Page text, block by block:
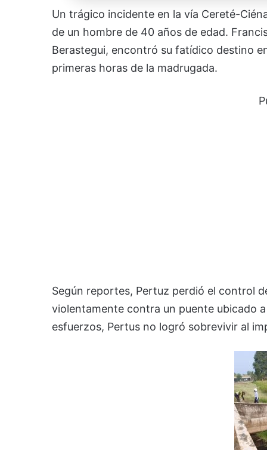
Un trágico incidente en la vía Cereté-
de un hombre de 40 años de edad.
Berastegui, encontró su fatídico destino
primeras horas de la madrugada.
Según reportes, Pertuz perdió el control
violentamente contra un puente ubicado
esfuerzos, Pertus no logró sobrevivir al